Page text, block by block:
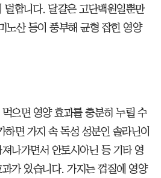
덜합니다. 달걀은 고단백원일뿐만
노산 등이 풍부해 균형 잡힌 영양
으면 영양 효과를 충분히 누릴 수
하면 가지 속 독성 성분인 솔라닌이
나가면서 안토시아닌 등 기타 영
가 있습니다. 가지는 껍질에 영양